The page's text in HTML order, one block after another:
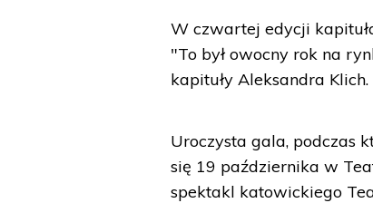
W czwartej edycji
"To był owocny rok na
kapituły Aleksandra Klich.
Uroczysta gala, podczas
się 19 października w
spektakl katowickiego